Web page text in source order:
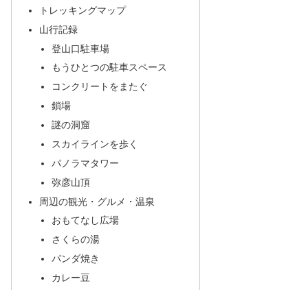
トレッキングマップ
山行記録
登山口駐車場
もうひとつの駐車スペース
コンクリートをまたぐ
鎖場
謎の洞窟
スカイラインを歩く
パノラマタワー
弥彦山頂
周辺の観光・グルメ・温泉
おもてなし広場
さくらの湯
パンダ焼き
カレー豆